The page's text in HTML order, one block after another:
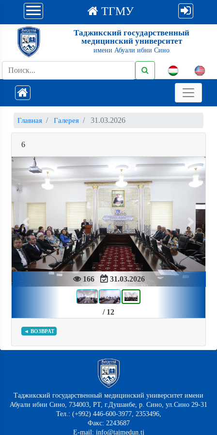
ТГМУ
Таджикский государственный
медицинский университет
имени Абуали ибни Сино
Главная Галерея 31.03.2026
6
166 31.03.2026
Previous Next
/ 12
◄ ВОЗВРАТ
Таджикский государственный медицинский университет имени
Абуали ибни Сино, 734003, РТ, г.Душанбе, р. Сино, ул.Сино 29-31
Тел.: (+992) 446-600-3977, 2353496,
Факс: 2243687
E-mail: info@tajmedun.tj